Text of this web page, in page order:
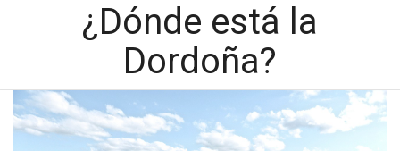
¿Dónde está la
Dordoña?